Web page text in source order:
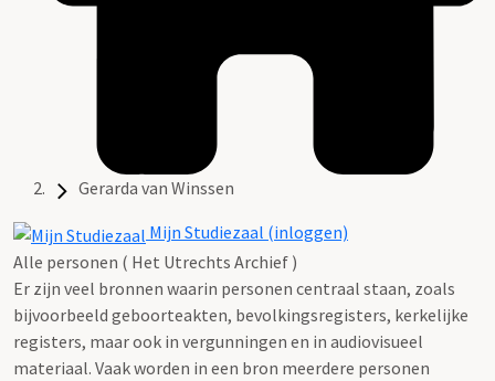
Gerarda van Winssen
Mijn Studiezaal (inloggen)
Alle personen ( Het Utrechts Archief )
Er zijn veel bronnen waarin personen centraal staan, zoals
bijvoorbeeld geboorteakten, bevolkingsregisters, kerkelijke
registers, maar ook in vergunningen en in audiovisueel
materiaal. Vaak worden in een bron meerdere personen